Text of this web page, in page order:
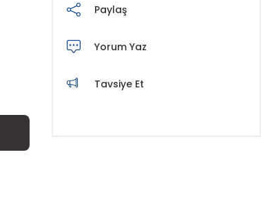
Paylaş
Yorum Yaz
Tavsiye Et